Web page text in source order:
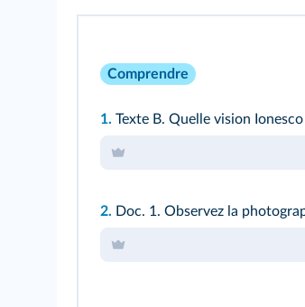
Comprendre
1. Texte B. Quelle vision
2. Doc. 1. Observez la